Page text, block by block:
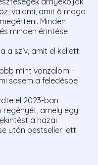
valami, amit ő maga
Minden
minden érintése
a szív, amit el kellett
mint vonzalom -
sosem a feledésbe
el 2023-ban
regényét, amely egy
a hazai
után bestseller lett.